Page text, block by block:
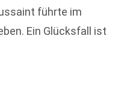
führte im
Ein Glücksfall ist